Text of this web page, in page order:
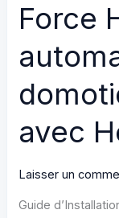
Gestion
SCADA
via
Solar.web
WinCC
pour
une
Force
avec
Laisser un
Guide